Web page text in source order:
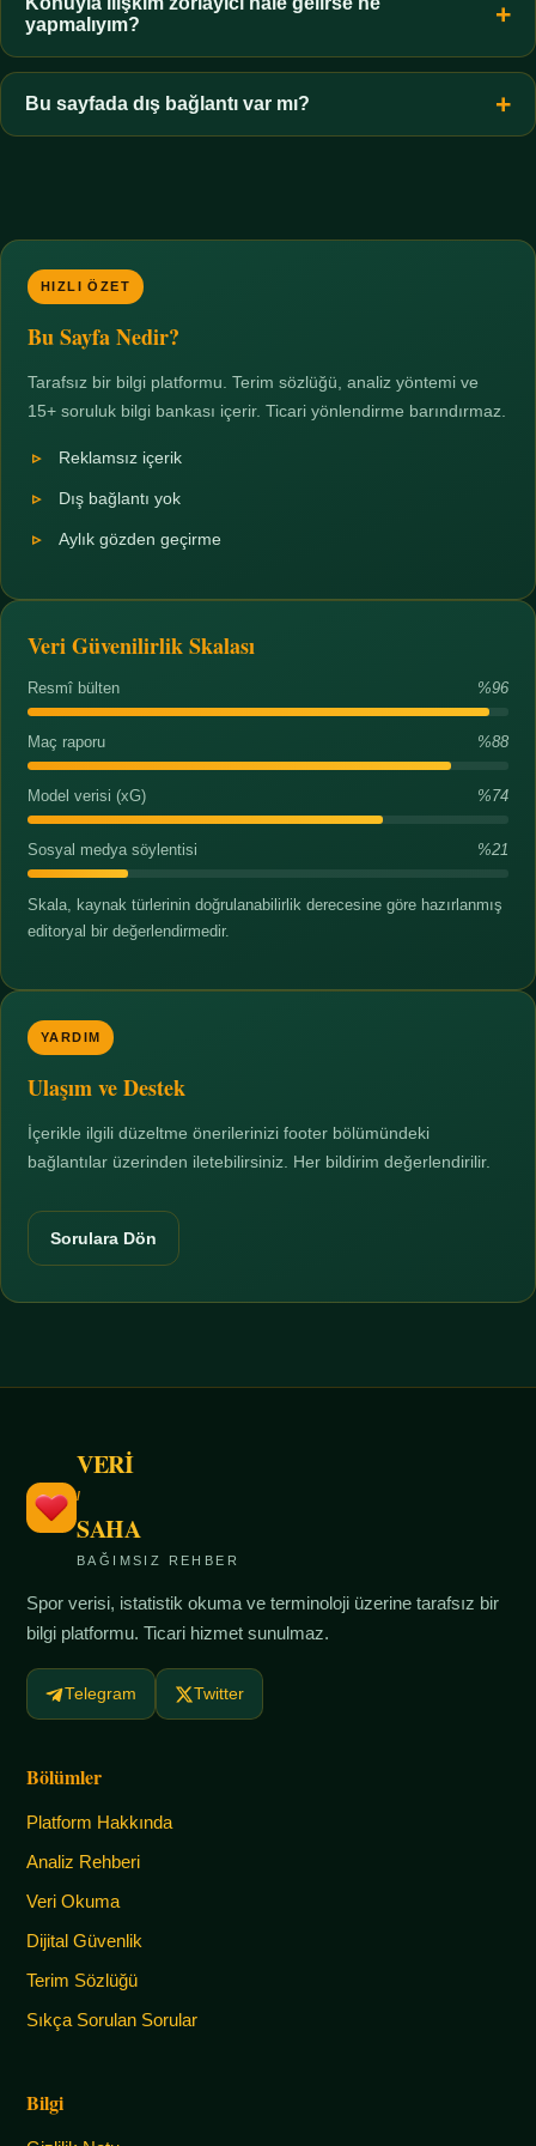
zorunluluktur.
yapmalıyım?
Zaman sınırı koyun, harcadığınız süreyi ölçün ve gerekirse
profesyonel destek alın. Türkiye'de ücretsiz danışma hatları
mevcuttur; yardım istemek güçlü bir adımdır.
Bu sayfada dış bağlantı var mı?
HIZLI ÖZET
Bu Sayfa Nedir?
Tarafsız bir bilgi platformu. Terim sözlüğü, analiz yöntemi ve
15+ soruluk bilgi bankası içerir. Ticari yönlendirme barındırmaz.
Reklamsız içerik
Dış bağlantı yok
Aylık gözden geçirme
Veri Güvenilirlik Skalası
Resmî bülten %96
Maç raporu %88
Model verisi (xG) %74
Sosyal medya söylentisi %21
Skala, kaynak türlerinin doğrulanabilirlik derecesine göre hazırlanmış
editoryal bir değerlendirmedir.
YARDIM
Ulaşım ve Destek
İçerikle ilgili düzeltme önerilerinizi footer bölümündeki
bağlantılar üzerinden iletebilirsiniz. Her bildirim değerlendirilir.
Sorulara Dön
VERİ
/
SAHA
BAĞIMSIZ REHBER
Spor verisi, istatistik okuma ve terminoloji üzerine tarafsız bir
bilgi platformu. Ticari hizmet sunulmaz.
Telegram Twitter
Bölümler
Platform Hakkında
Analiz Rehberi
Veri Okuma
Dijital Güvenlik
Terim Sözlüğü
Sıkça Sorulan Sorular
Bilgi